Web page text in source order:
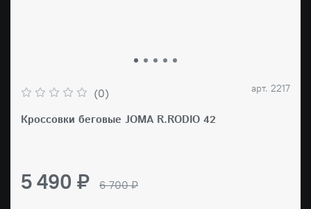
(0) арт. 2217
Кроссовки беговые JOMA R.RODIO 42
5 490 ₽ 6 700 ₽